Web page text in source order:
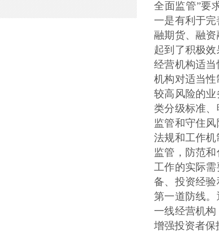
全面监管”要
一是有利于
融期货、融
起到了积极
经营机构适
机构对适当
较高风险的
类分级标准
监管和守住
法规和工作
监管，防范
工作的实际
备、投资经
第一道防线
一线经营机
增强投资者保